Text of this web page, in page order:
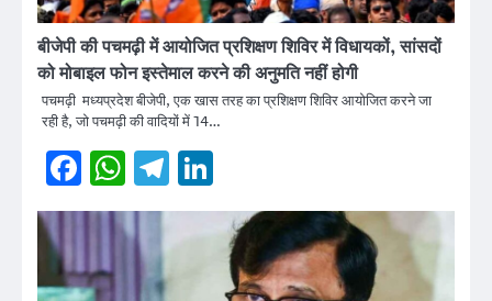
बीजेपी की पचमढ़ी में आयोजित प्रशिक्षण शिविर में विधायकों, सांसदों
को मोबाइल फोन इस्तेमाल करने की अनुमति नहीं होगी
पचमढ़ी मध्यप्रदेश बीजेपी, एक खास तरह का प्रशिक्षण शिविर आयोजित करने जा
रही है, जो पचमढ़ी की वादियों में 14…
Facebook
WhatsApp
Telegram